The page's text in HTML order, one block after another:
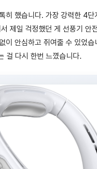
히 했습니다. 가장 강력한 4
제일 걱정했던 게 선풍기 안
이 안심하고 쥐여줄 수 있었
걸 다시 한번 느꼈습니다.